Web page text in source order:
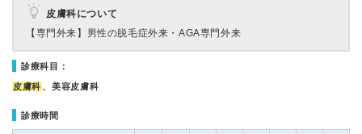
皮膚科について
【専門外来】 男性の脱毛症外来・AGA専門外来
診療科目：
皮膚科 、美容皮膚科
診療時間